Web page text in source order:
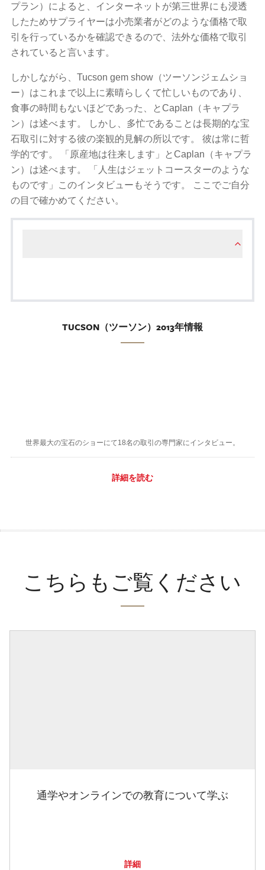
プラン）によると、インターネットが第三世界にも浸透
したためサプライヤーは小売業者がどのような価格で取
引を行っているかを確認できるので、法外な価格で取引
されていると言います。
しかしながら、Tucson gem show（ツーソンジェムショ
ー）はこれまで以上に素晴らしくて忙しいものであり、
食事の時間もないほどであった、とCaplan（キャプラ
ン）は述べます。 しかし、多忙であることは長期的な宝
石取引に対する彼の楽観的見解の所以です。 彼は常に哲
学的です。 「原産地は往来します」とCaplan（キャプラ
ン）は述べます。 「人生はジェットコースターのような
ものです」このインタビューもそうです。 ここでご自分
の目で確かめてください。
TUCSON（ツーソン）2013年情報
世界最大の宝石のショーにて18名の取引の専門家にインタビュー。
詳細を読む
こちらもご覧ください
通学やオンラインでの教育について学ぶ
詳細